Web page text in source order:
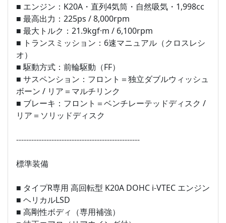
■ エンジン：K20A・直列4気筒・自然吸気・1,998cc
■ 最高出力：225ps / 8,000rpm
■ 最大トルク：21.9kgf·m / 6,100rpm
■ トランスミッション：6速マニュアル（クロスレシ
オ）
■ 駆動方式：前輪駆動（FF）
■ サスペンション：フロント＝独立ダブルウィッシュ
ボーン / リア＝マルチリンク
■ ブレーキ：フロント＝ベンチレーテッドディスク /
リア＝ソリッドディスク
-------------------------------------------------
標準装備
■ タイプR専用 高回転型 K20A DOHC i-VTEC エンジン
■ ヘリカルLSD
■ 高剛性ボディ（専用補強）